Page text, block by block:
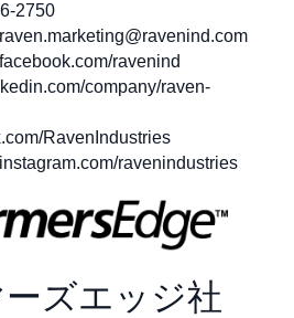
2750
raven.marketing@ravenind.com
ravenind
company/raven-
RavenIndustries
ravenindustries
ズエッジ社